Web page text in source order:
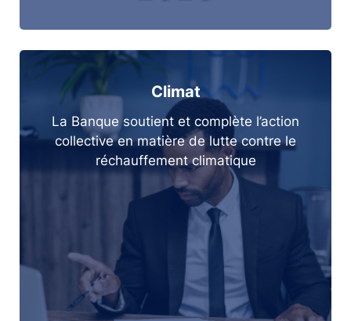
Climat
La Banque soutient et complète l’action
collective en matière de lutte contre le
réchauffement climatique